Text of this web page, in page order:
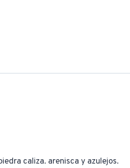
caliza. arenisca y azulejos.